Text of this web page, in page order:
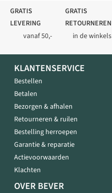
GRATIS
LEVERING
vanaf 50,-
GRATIS
RETOURNEREN
in de winkels
KLANTENSERVICE
Bestellen
Betalen
Bezorgen & afhalen
Retourneren & ruilen
Bestelling herroepen
Garantie & reparatie
Actievoorwaarden
Klachten
OVER BEVER